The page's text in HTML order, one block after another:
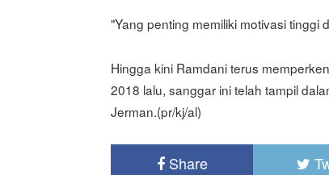
"Yang penting memiliki motivasi tinggi
Hingga kini Ramdani terus
2018 lalu, sanggar ini telah tampil
Jerman.(pr/kj/al)
Share